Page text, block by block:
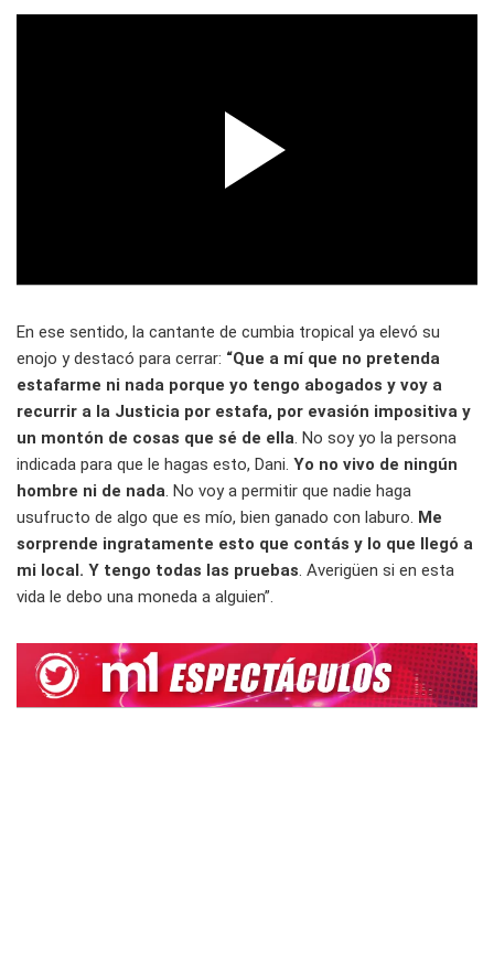
En ese sentido, la cantante de cumbia tropical ya elevó su
enojo y destacó para cerrar: “Que a mí que no pretenda
estafarme ni nada porque yo tengo abogados y voy a
recurrir a la Justicia por estafa, por evasión impositiva y
un montón de cosas que sé de ella. No soy yo la persona
indicada para que le hagas esto, Dani. Yo no vivo de ningún
hombre ni de nada. No voy a permitir que nadie haga
usufructo de algo que es mío, bien ganado con laburo. Me
sorprende ingratamente esto que contás y lo que llegó a
mi local. Y tengo todas las pruebas. Averigüen si en esta
vida le debo una moneda a alguien”.